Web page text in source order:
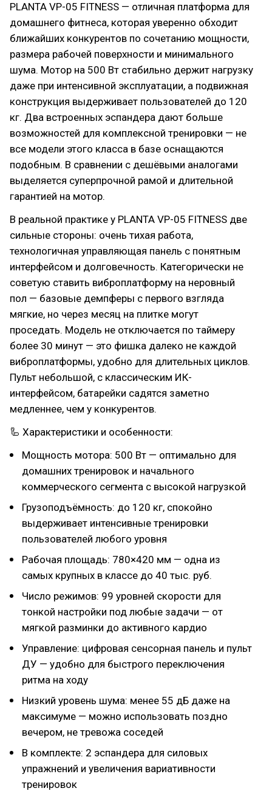
PLANTA VP-05 FITNESS — отличная платформа для
домашнего фитнеса, которая уверенно обходит
ближайших конкурентов по сочетанию мощности,
размера рабочей поверхности и минимального
шума. Мотор на 500 Вт стабильно держит нагрузку
даже при интенсивной эксплуатации, а подвижная
конструкция выдерживает пользователей до 120
кг. Два встроенных эспандера дают больше
возможностей для комплексной тренировки — не
все модели этого класса в базе оснащаются
подобным. В сравнении с дешёвыми аналогами
выделяется суперпрочной рамой и длительной
гарантией на мотор.
В реальной практике у PLANTA VP-05 FITNESS две
сильные стороны: очень тихая работа,
технологичная управляющая панель с понятным
интерфейсом и долговечность. Категорически не
советую ставить виброплатформу на неровный
пол — базовые демпферы с первого взгляда
мягкие, но через месяц на плитке могут
проседать. Модель не отключается по таймеру
более 30 минут — это фишка далеко не каждой
виброплатформы, удобно для длительных циклов.
Пульт небольшой, с классическим ИК-
интерфейсом, батарейки садятся заметно
медленнее, чем у конкурентов.
🦾 Характеристики и особенности:
Мощность мотора: 500 Вт — оптимально для
домашних тренировок и начального
коммерческого сегмента с высокой нагрузкой
Грузоподъёмность: до 120 кг, спокойно
выдерживает интенсивные тренировки
пользователей любого уровня
Рабочая площадь: 780×420 мм — одна из
самых крупных в классе до 40 тыс. руб.
Число режимов: 99 уровней скорости для
тонкой настройки под любые задачи — от
мягкой разминки до активного кардио
Управление: цифровая сенсорная панель и пульт
ДУ — удобно для быстрого переключения
ритма на ходу
Низкий уровень шума: менее 55 дБ даже на
максимуме — можно использовать поздно
вечером, не тревожа соседей
В комплекте: 2 эспандера для силовых
упражнений и увеличения вариативности
тренировок